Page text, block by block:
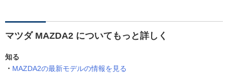
マツダ MAZDA2 についてもっと詳しく
知る
MAZDA2の最新モデルの情報を見る